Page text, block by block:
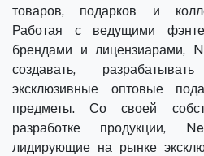
товаров, подарков и
Работая с ведущими
брендами и лицензиарами,
создавать,
эксклюзивные оптовые
предметы. Со своей
разработке продукции,
лидирующие на рынке